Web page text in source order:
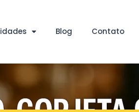
Blog Contato